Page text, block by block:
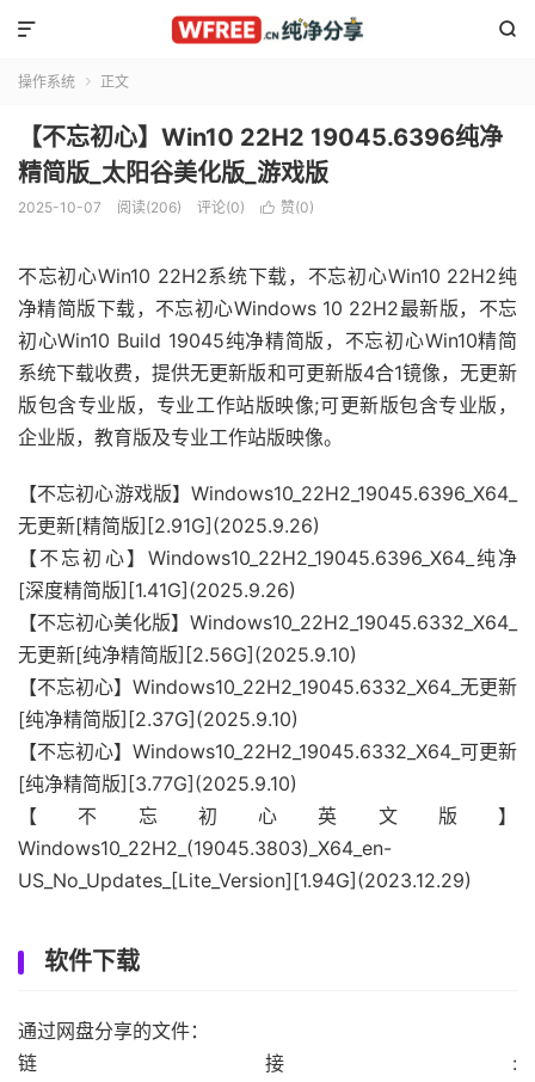


操作系统  正文
【不忘初心】Win10 22H2 19045.6396纯净
精简版_太阳谷美化版_游戏版
2025-10-07 阅读(206) 评论(0)  赞(0)
不忘初心Win10 22H2系统下载，不忘初心Win10 22H2纯
净精简版下载，不忘初心Windows 10 22H2最新版，不忘
初心Win10 Build 19045纯净精简版，不忘初心Win10精简
系统下载收费，提供无更新版和可更新版4合1镜像，无更新
版包含专业版，专业工作站版映像;可更新版包含专业版，
企业版，教育版及专业工作站版映像。
【不忘初心游戏版】Windows10_22H2_19045.6396_X64_
无更新[精简版][2.91G](2025.9.26)
【不忘初心】Windows10_22H2_19045.6396_X64_纯净
[深度精简版][1.41G](2025.9.26)
【不忘初心美化版】Windows10_22H2_19045.6332_X64_
无更新[纯净精简版][2.56G](2025.9.10)
【不忘初心】Windows10_22H2_19045.6332_X64_无更新
[纯净精简版][2.37G](2025.9.10)
【不忘初心】Windows10_22H2_19045.6332_X64_可更新
[纯净精简版][3.77G](2025.9.10)
【不忘初心英文版】
Windows10_22H2_(19045.3803)_X64_en-
US_No_Updates_[Lite_Version][1.94G](2023.12.29)
软件下载
通过网盘分享的文件：
链接: